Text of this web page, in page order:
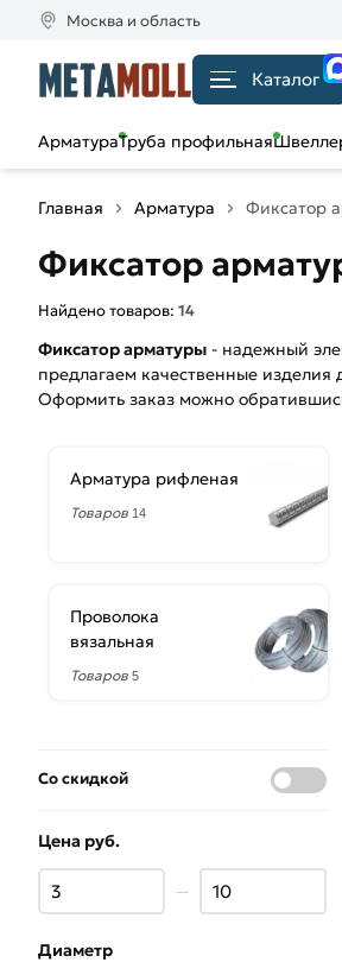
Москва и область
Каталог
АрматураТруба профильная
Главная Арматура Фиксатор
Фиксатор
Найдено товаров: 14
Фиксатор арматуры - надежный
предлагаем качественные
Оформить заказ можно
Арматура рифленая
Товаров 14
Проволока
вязальная
Товаров 5
Со скидкой
Цена руб.
—
Диаметр